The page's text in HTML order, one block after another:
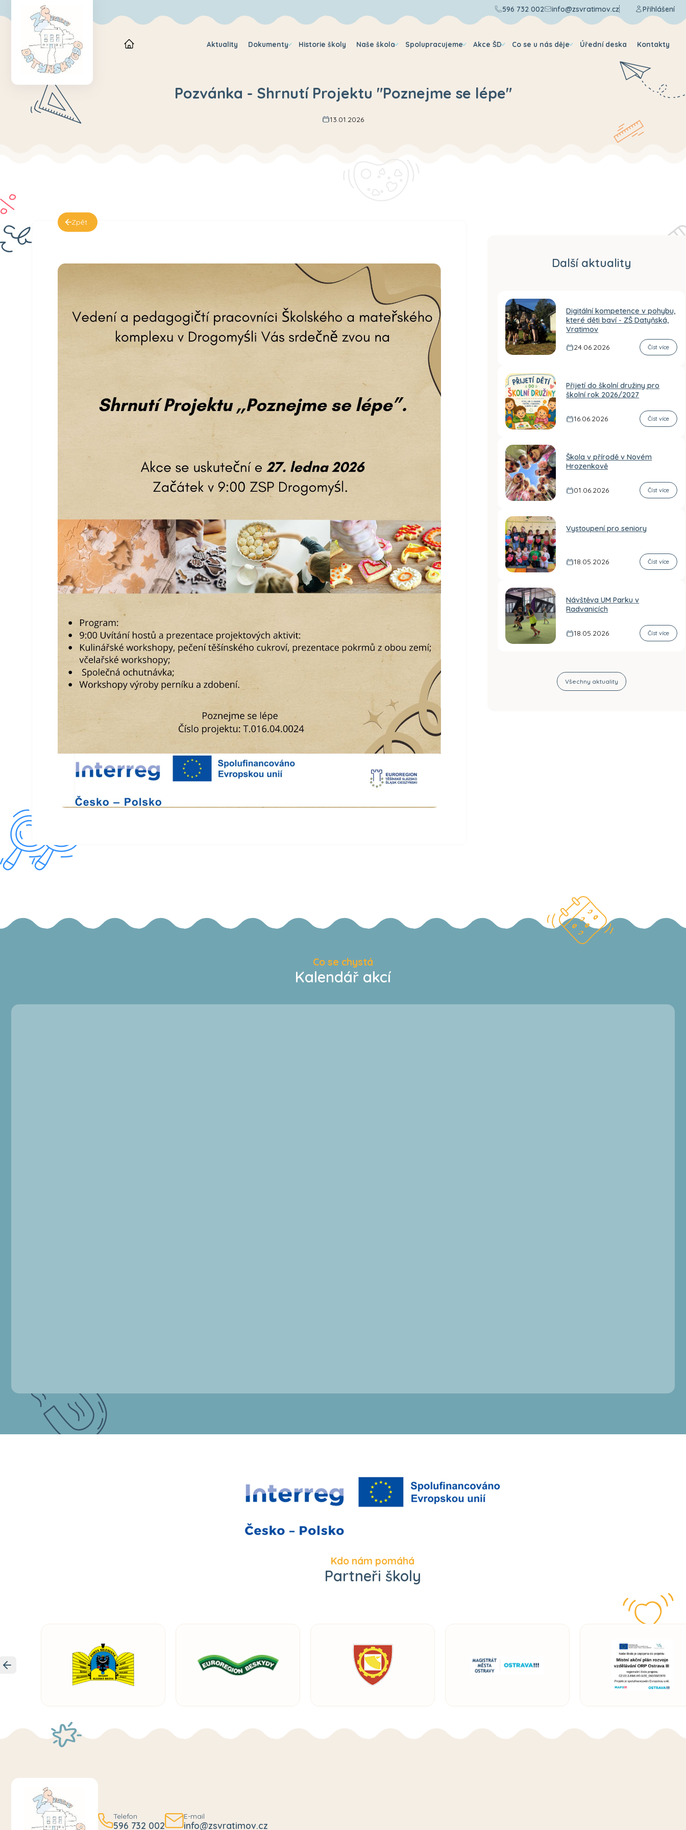
596 732 002 info@zsvratimov.cz Přihlášení
Aktuality Dokumenty Historie školy Naše škola Spolupracujeme Akce ŠD Co se u nás děje Úřední deska Kontakty
Pozvánka - Shrnutí Projektu "Poznejme se lépe"
13.01.2026
Zpět
Další aktuality
Digitální kompetence v pohybu,
které děti baví - ZŠ Datyňská,
Vratimov
24.06.2026
Číst více
Přijetí do školní družiny pro
školní rok 2026/2027
16.06.2026 Číst více
Škola v přírodě v Novém
Hrozenkově
01.06.2026 Číst více
Vystoupení pro seniory
18.05.2026 Číst více
Návštěva UM Parku v
Radvanicích
18.05.2026 Číst více
Všechny aktuality
Co se chystá
Kalendář akcí
Kdo nám pomáhá
Partneři školy
Telefon
596 732 002
E-mail
info@zsvratimov.cz